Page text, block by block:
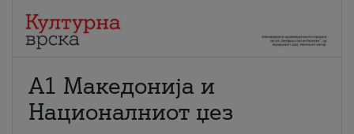
А1 Македонија и
Националниот џез